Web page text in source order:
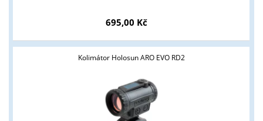
695,00 Kč
Kolimátor Holosun ARO EVO RD2